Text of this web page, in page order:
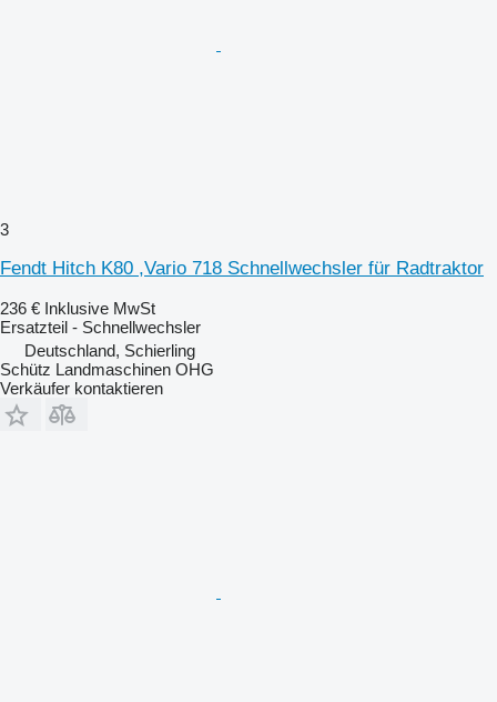
3
Fendt Hitch K80 ,Vario 718 Schnellwechsler für Radtraktor
236 € Inklusive MwSt
Ersatzteil - Schnellwechsler
Deutschland, Schierling
Schütz Landmaschinen OHG
Verkäufer kontaktieren